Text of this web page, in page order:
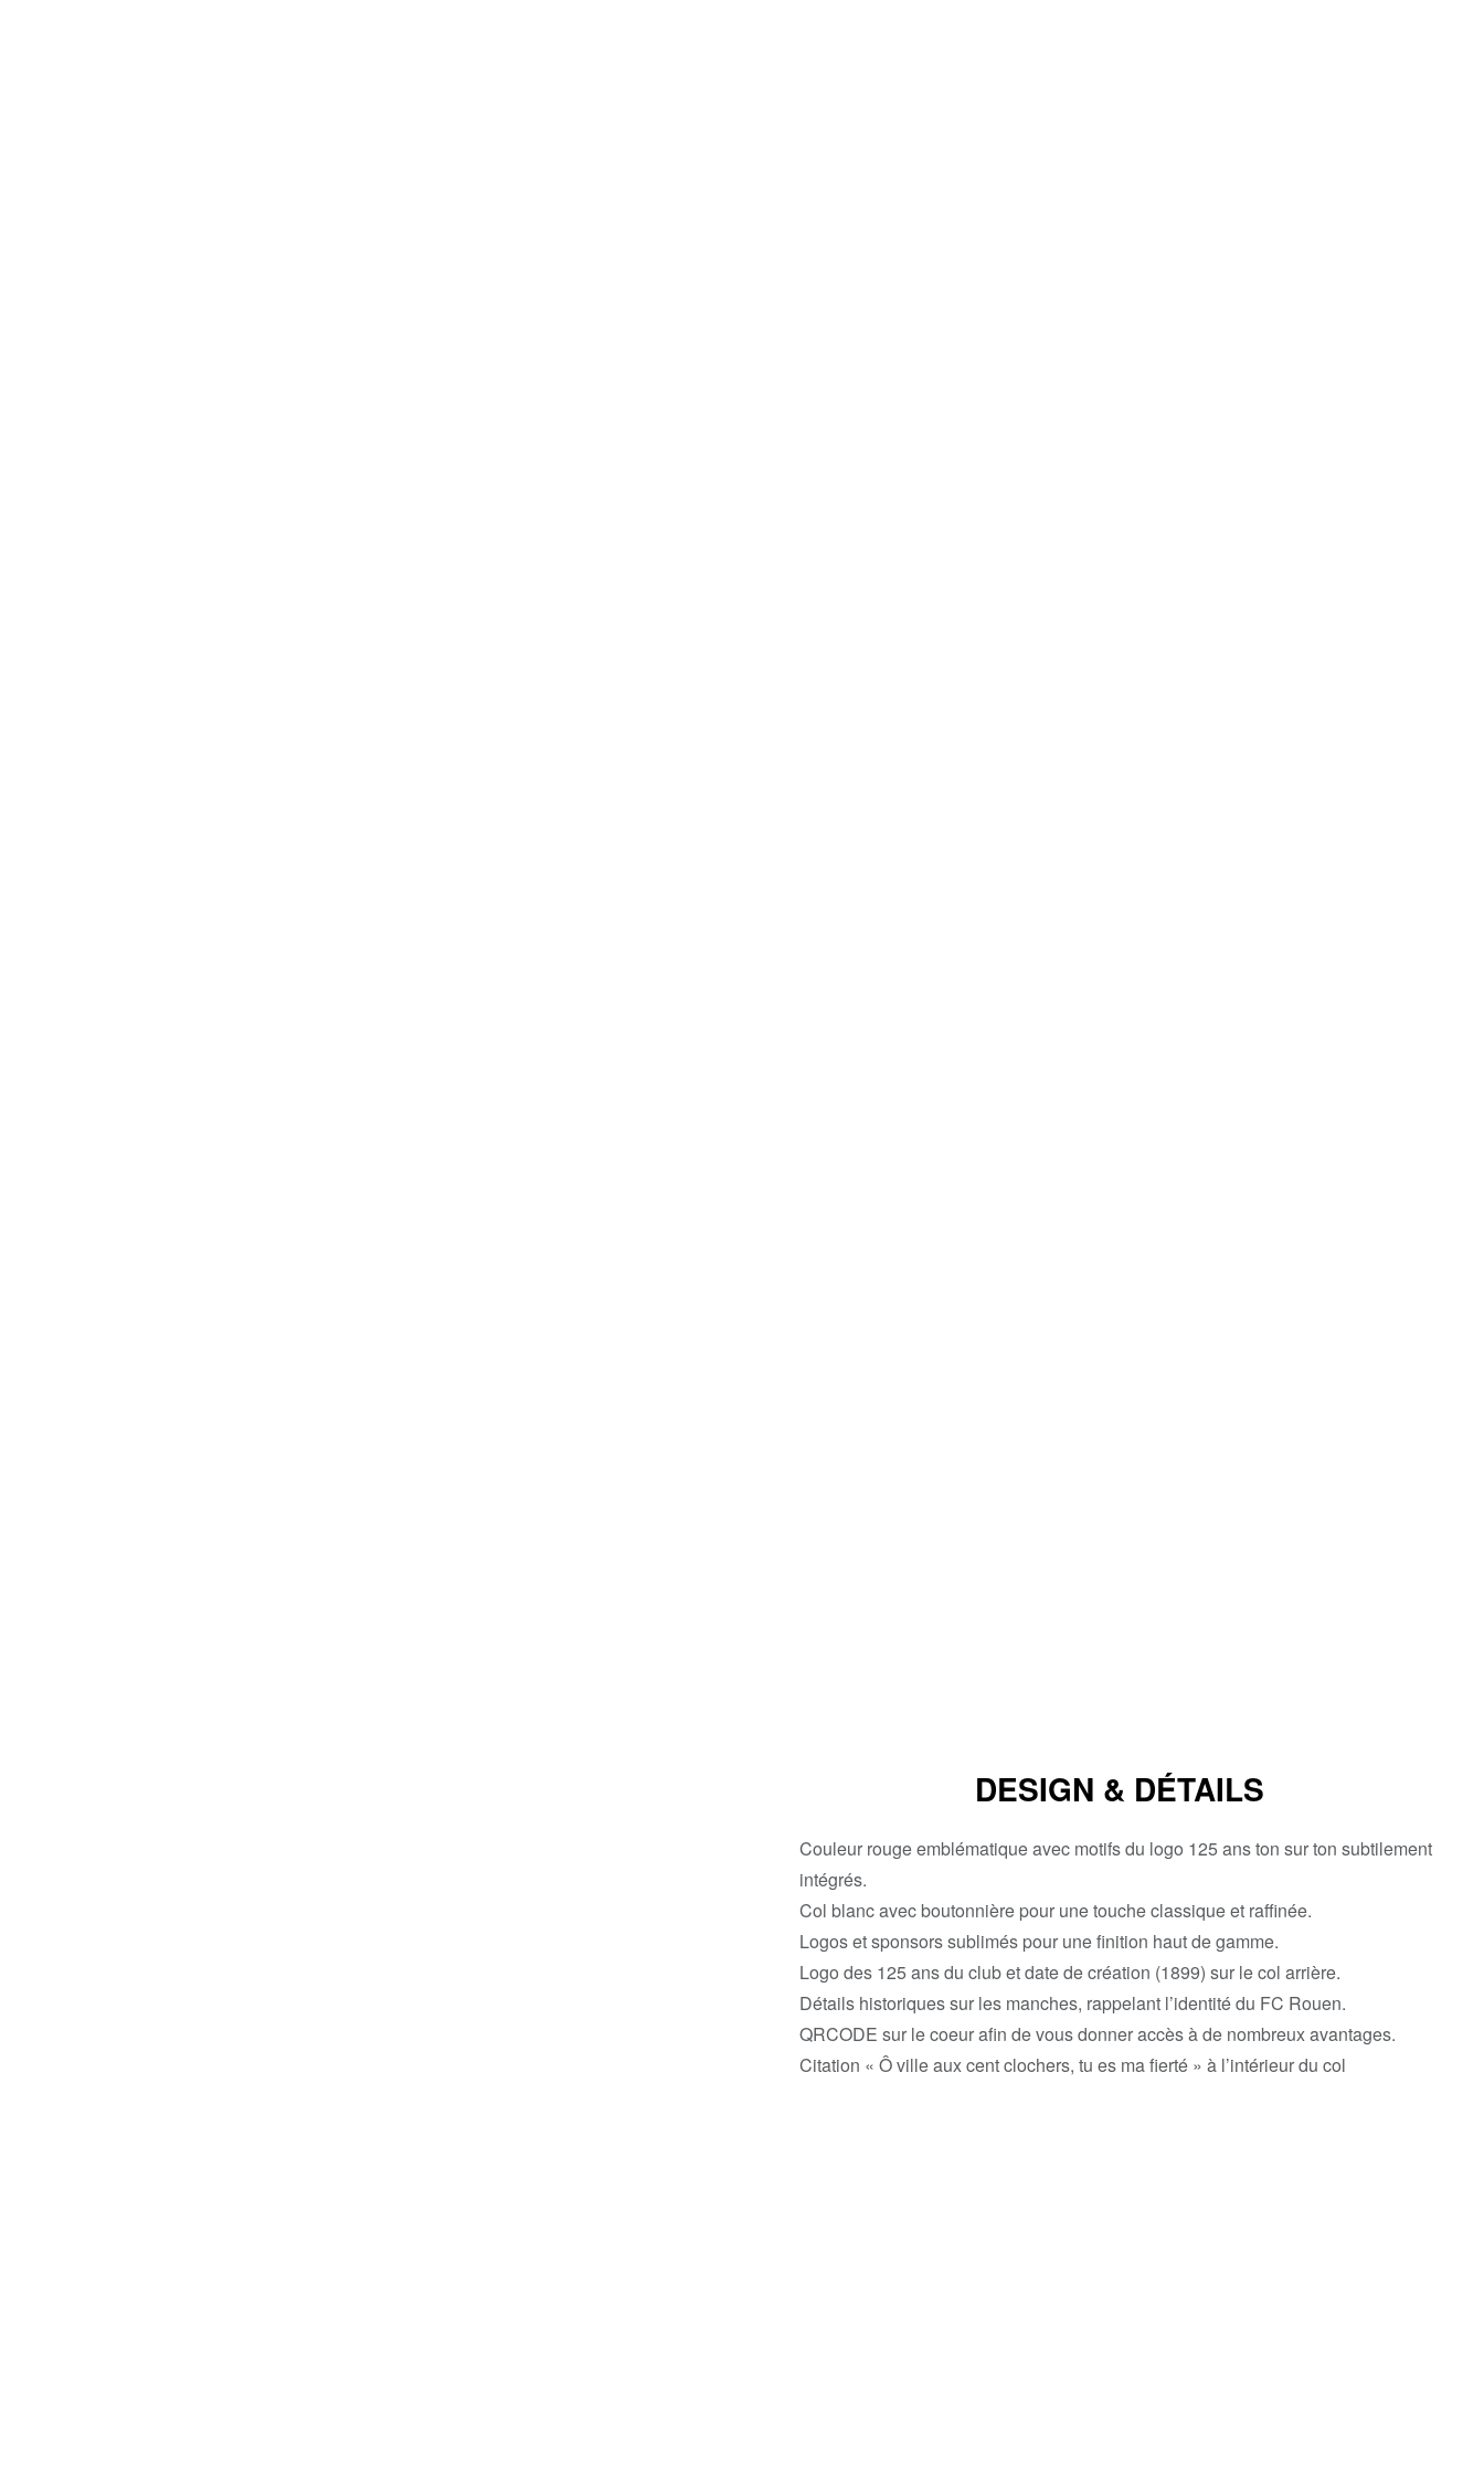
DESIGN & DÉTAILS
Couleur rouge emblématique avec motifs du logo 125 ans ton sur ton subtilement
intégrés.
Col blanc avec boutonnière pour une touche classique et raffinée.
Logos et sponsors sublimés pour une finition haut de gamme.
Logo des 125 ans du club et date de création (1899) sur le col arrière.
Détails historiques sur les manches, rappelant l’identité du FC Rouen.
QRCODE sur le coeur afin de vous donner accès à de nombreux avantages.
Citation « Ô ville aux cent clochers, tu es ma fierté » à l’intérieur du col